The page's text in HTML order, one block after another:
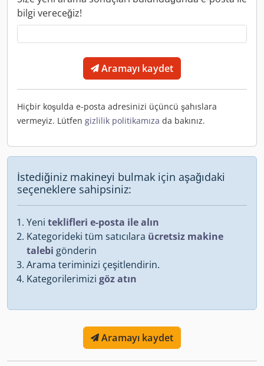
bilgi vereceğiz!
Aramayı kaydet
Hiçbir koşulda e-posta adresinizi üçüncü şahıslara
vermeyiz. Lütfen gizlilik politikamıza da bakınız.
İstediğiniz makineyi bulmak için aşağıdaki
seçeneklere sahipsiniz:
Yeni teklifleri e-posta ile alın
Kategorideki tüm satıcılara ücretsiz makine
talebi gönderin
Arama teriminizi çeşitlendirin.
Kategorilerimizi göz atın
Aramayı kaydet